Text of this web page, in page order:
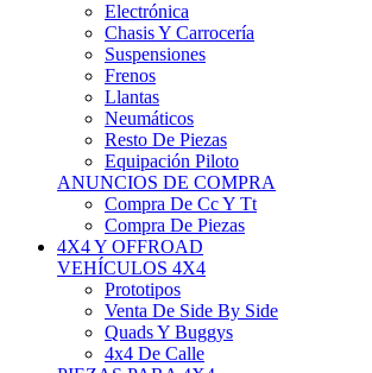
Electrónica
Chasis Y Carrocería
Suspensiones
Frenos
Llantas
Neumáticos
Resto De Piezas
Equipación Piloto
ANUNCIOS DE COMPRA
Compra De Cc Y Tt
Compra De Piezas
4X4 Y OFFROAD
VEHÍCULOS 4X4
Prototipos
Venta De Side By Side
Quads Y Buggys
4x4 De Calle